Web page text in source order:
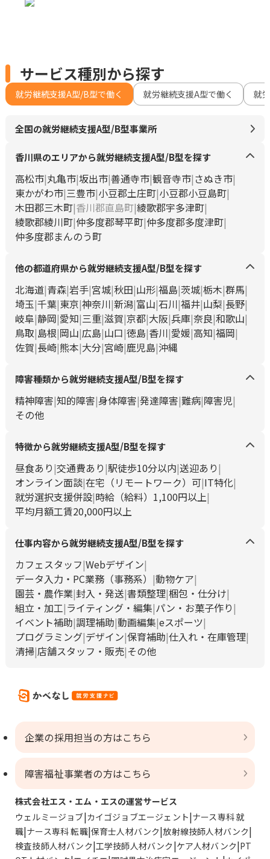
サービス種別から探す
就労継続支援A型/B型で働く 就労継続支援A型で働く 就
全国の就労継続支援A型/B型事業所
香川県のエリアから就労継続支援A型/B型を探す
高松市 丸亀市 坂出市 善通寺市 観音寺市 さぬき市
東かがわ市 三豊市 小豆郡土庄町 小豆郡小豆島町
木田郡三木町 香川郡直島町 綾歌郡宇多津町
綾歌郡綾川町 仲多度郡琴平町 仲多度郡多度津町
仲多度郡まんのう町
他の都道府県から就労継続支援A型/B型を探す
北海道 青森 岩手 宮城 秋田 山形 福島 茨城 栃木 群馬
埼玉 千葉 東京 神奈川 新潟 富山 石川 福井 山梨 長野
岐阜 静岡 愛知 三重 滋賀 京都 大阪 兵庫 奈良 和歌山
鳥取 島根 岡山 広島 山口 徳島 香川 愛媛 高知 福岡
佐賀 長崎 熊本 大分 宮崎 鹿児島 沖縄
障害種類から就労継続支援A型/B型を探す
精神障害 知的障害 身体障害 発達障害 難病 障害児
その他
特徴から就労継続支援A型/B型を探す
昼食あり 交通費あり 駅徒歩10分以内 送迎あり
オンライン面談 在宅（リモートワーク）可 IT特化
就労選択支援併設 時給（給料）1,100円以上
平均月額工賃20,000円以上
仕事内容から就労継続支援A型/B型を探す
カフェスタッフ Webデザイン
データ入力・PC業務（事務系）
動物ケア
園芸・農作業 封入・発送 書類整理 梱包・仕分け
組立・加工 ライティング・編集 パン・お菓子作り
イベント補助 調理補助 動画編集 eスポーツ
プログラミング デザイン 保育補助 仕入れ・在庫管理
清掃 店舗スタッフ・販売 その他
企業の採用担当の方はこちら
障害福祉事業者の方はこちら
株式会社エス・エム・エスの運営サービス
ウェルミージョブ カイゴジョブエージェント ナース専科 就
職 ナース専科 転職 保育士人材バンク 放射線技師人材バンク
検査技師人材バンク 工学技師人材バンク ケア人材バンク PT